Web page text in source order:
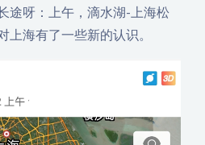
途呀：上午，滴水湖-上海松
海有了一些新的认识。